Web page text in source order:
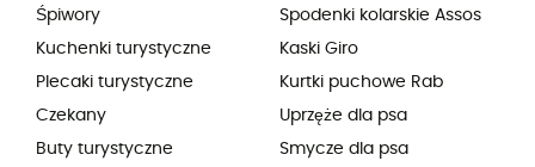
Śpiwory
Kuchenki turystyczne
Plecaki turystyczne
Czekany
Buty turystyczne
Spodenki kolarskie Assos
Kaski Giro
Kurtki puchowe Rab
Uprzęże dla psa
Smycze dla psa